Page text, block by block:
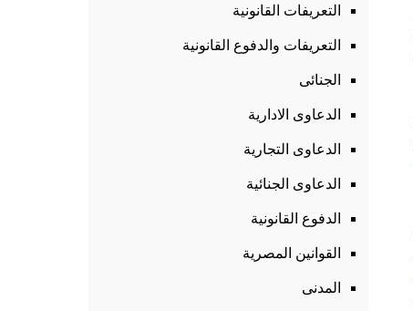
التعريفات القانونية
التعريفات والدفوع القانونية
الجنائى
الدعاوى الادارية
الدعاوى التجارية
الدعاوى الجنائية
الدفوع القانونية
القوانين المصرية
المدنى